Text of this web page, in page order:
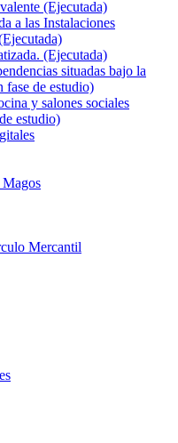
(Ejecutada)
a las Instalaciones
(Ejecutada)
situadas bajo la
fase de estudio)
y salones sociales
estudio)
Magos
Mercantil